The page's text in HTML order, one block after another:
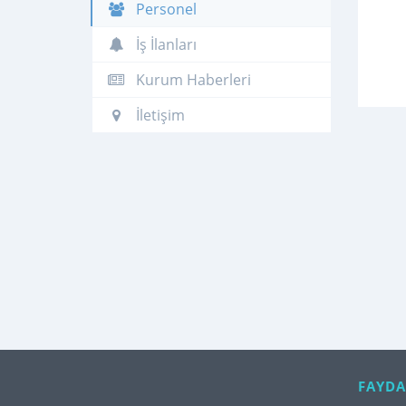
Personel
İş İlanları
Kurum Haberleri
İletişim